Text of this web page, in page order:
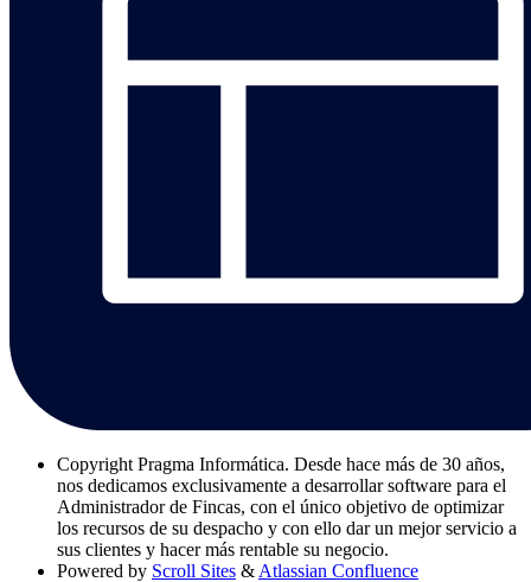
Copyright Pragma Informática. Desde hace más de 30 años,
nos dedicamos exclusivamente a desarrollar software para el
Administrador de Fincas, con el único objetivo de optimizar
los recursos de su despacho y con ello dar un mejor servicio a
sus clientes y hacer más rentable su negocio.
Powered by Scroll Sites & Atlassian Confluence